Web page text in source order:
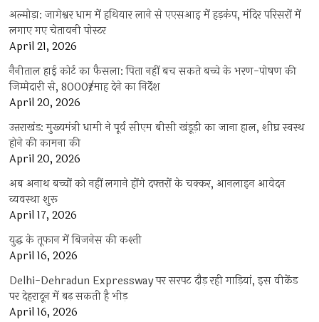
अल्मोड़ा: जागेश्वर धाम में हथियार लाने से एएसआइ में हड़कंप, मंदिर परिसरों में
लगाए गए चेतावनी पोस्टर
April 21, 2026
नैनीताल हाई कोर्ट का फैसला: पिता नहीं बच सकते बच्चे के भरण-पोषण की
जिम्मेदारी से, 8000₹/माह देने का निर्देश
April 20, 2026
उत्तराखंड: मुख्यमंत्री धामी ने पूर्व सीएम बीसी खंडूड़ी का जाना हाल, शीघ्र स्वस्थ
होने की कामना की
April 20, 2026
अब अनाथ बच्चों को नहीं लगाने होंगे दफ्तरों के चक्कर, आनलाइन आवेदन
व्यवस्था शुरू
April 17, 2026
युद्ध के तूफान में बिजनेस की कश्ती
April 16, 2026
Delhi-Dehradun Expressway पर सरपट दौड़ रही गाड़ियां, इस वीकेंड
पर देहरादून में बढ़ सकती है भीड़
April 16, 2026